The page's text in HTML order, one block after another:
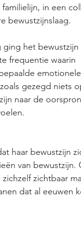
in een
bewustzijnslaag.
ging het
frequentie waarin
zoals gezegd
naar de
haar bewustzijn
van
zichtbaar
dat al